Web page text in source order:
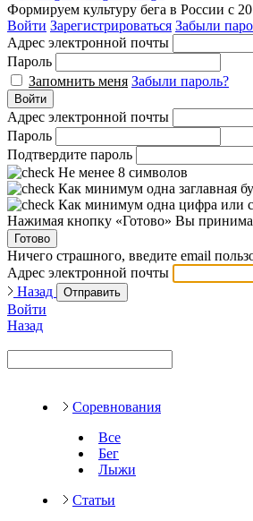
Формируем культуру бега в России с
Войти Зарегистрироваться Забыли
Адрес электронной почты
Пароль
Запомнить меня Забыли пароль?
Войти
Адрес электронной почты
Пароль
Подтвердите пароль
Не менее 8 символов
Как минимум одна заглавная
Как минимум одна цифра или
Нажимая кнопку «Готово» Вы
Готово
Ничего страшного, введите email
Адрес электронной почты
Назад
Отправить
Войти
Назад
Соревнования
Все
Бег
Лыжи
Статьи